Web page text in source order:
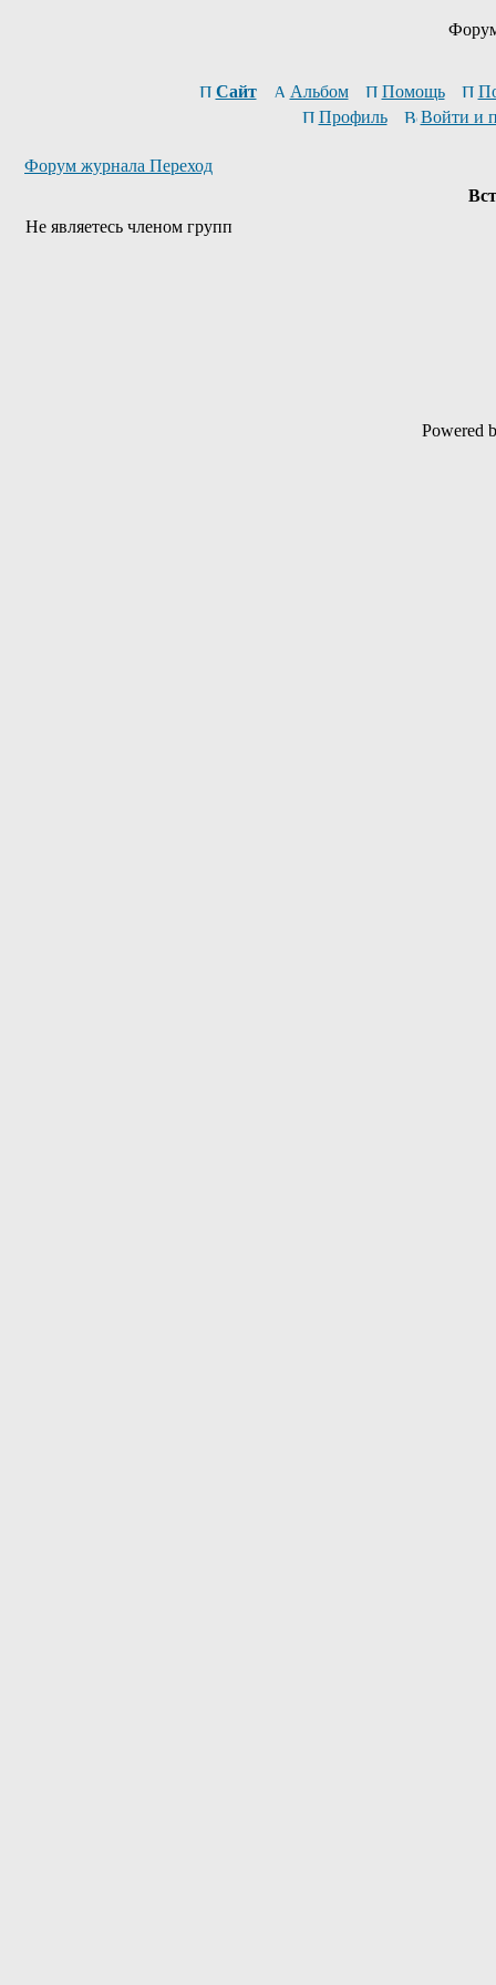
Сайт Альбом Помощь
Профиль
Войти и
Форум журнала Переход
Не являетесь членом групп
Powered